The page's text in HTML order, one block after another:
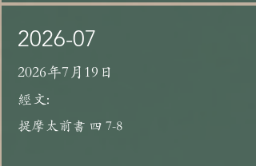
2026-07
2026年7月19日
經文:
提摩太前書 四 7-8